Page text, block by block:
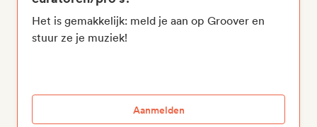
Het is gemakkelijk: meld je aan op Groover en
stuur ze je muziek!
Aanmelden